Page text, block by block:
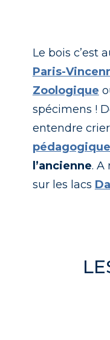
Le bois c’est
Paris-
Zoologique
spécimens !
entendre crier
pédagogique
l’ancienne. A
sur les lacs